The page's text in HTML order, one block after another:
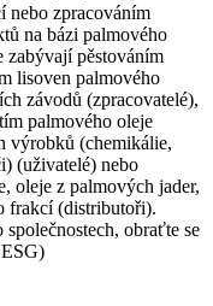
nebo zpracováním
na bázi palmového
zabývají pěstováním
lisoven palmového
závodů (zpracovatelé),
palmového oleje
výrobků (chemikálie,
(uživatelé) nebo
oleje z palmových jader,
frakcí (distributoři).
obraťte se